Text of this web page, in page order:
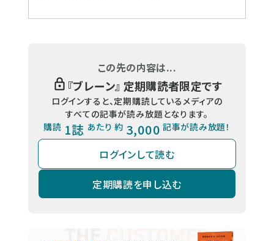
この先の内容は...
『ブレーン』 定期購読者限定です
ログインすると、定期購読しているメディアの
すべての記事が読み放題となります。
購読 1誌 あたり 約 3,000 記事が読み放題！
ログインして読む
定期購読を申し込む